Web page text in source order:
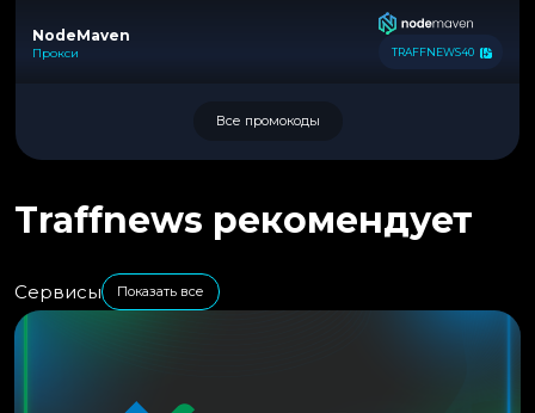
NodeMaven
Прокси TRAFFNEWS40
Все промокоды
Traffnews рекомендует
Сервисы Показать все